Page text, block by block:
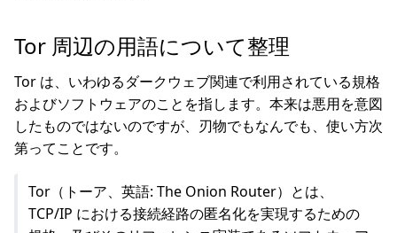
Tor 周辺の用語について整理
Tor は、いわゆるダークウェブ関連で利用されている規格
およびソフトウェアのことを指します。本来は悪用を意図
したものではないのですが、刃物でもなんでも、使い方次
第ってことです。
Tor（トーア、英語: The Onion Router）とは、
TCP/IP における接続経路の匿名化を実現するための